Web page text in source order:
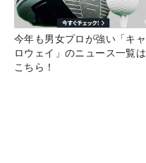
今年も男女プロが強い「キャ
ロウェイ」のニュース一覧は
こちら！